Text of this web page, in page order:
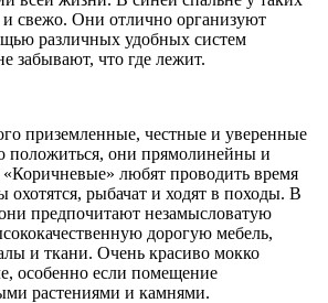
и свежо. Они отлично организуют
различных удобных систем
забывают, что где лежит.
приземленные, честные и уверенные
положиться, они прямолинейны и
«Коричневые» любят проводить время
рыбачат и ходят в походы. В
предпочитают незамысловатую
дорогую мебель,
и ткани. Очень красиво мокко
особенно если помещение
растениями и камнями.